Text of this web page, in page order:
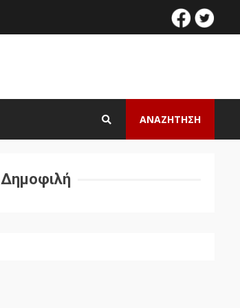
facebook
ΑΝΑΖΗΤΗΣΗ
Δημοφιλή